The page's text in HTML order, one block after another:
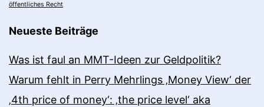
öffentliches Recht
Neueste Beiträge
Was ist faul an MMT-Ideen zur Geldpolitik?
Warum fehlt in Perry Mehrlings ‚Money View‘ der
‚4th price of money‘: ‚the price level‘ aka